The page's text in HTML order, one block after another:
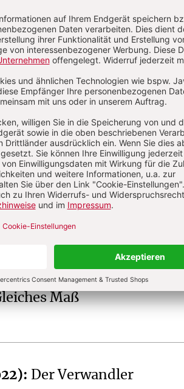
IN DER GEGENWART.
gespaltene Land
Maß
: Der Verwandler